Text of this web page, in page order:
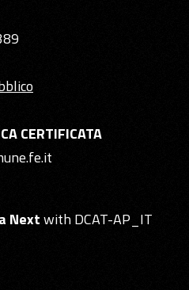
CERTIFICATA
Nextwith DCAT-AP_IT